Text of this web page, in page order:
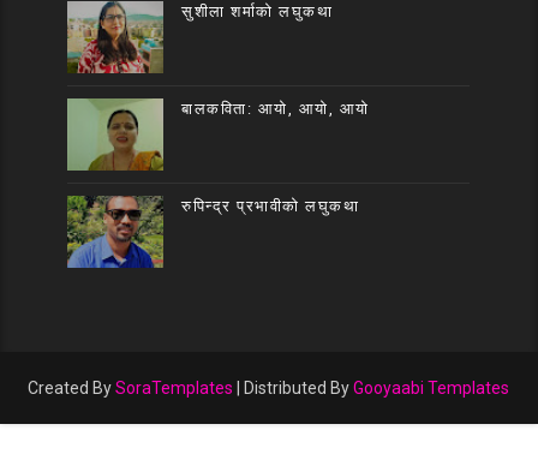
सुशीला शर्माको लघुकथा
बालकविता: आयो, आयो, आयो
रुपिन्द्र प्रभावीको लघुकथा
Created BySoraTemplates | Distributed ByGooyaabi Templates